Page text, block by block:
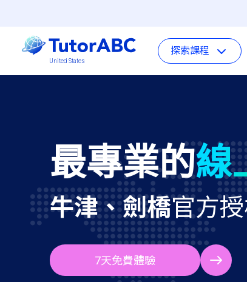
United States
探索課程
最專業的線
牛津、劍橋官方
7天免費體驗